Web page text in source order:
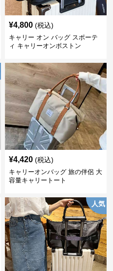
¥4,800 (税込)
キャリー オン バッグ スポーテ
ィ キャリーオンボストン
¥4,420 (税込)
キャリーオンバッグ 旅の伴侶 大
容量キャリートート
人気